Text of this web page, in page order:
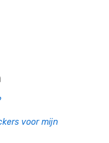
voor mijn